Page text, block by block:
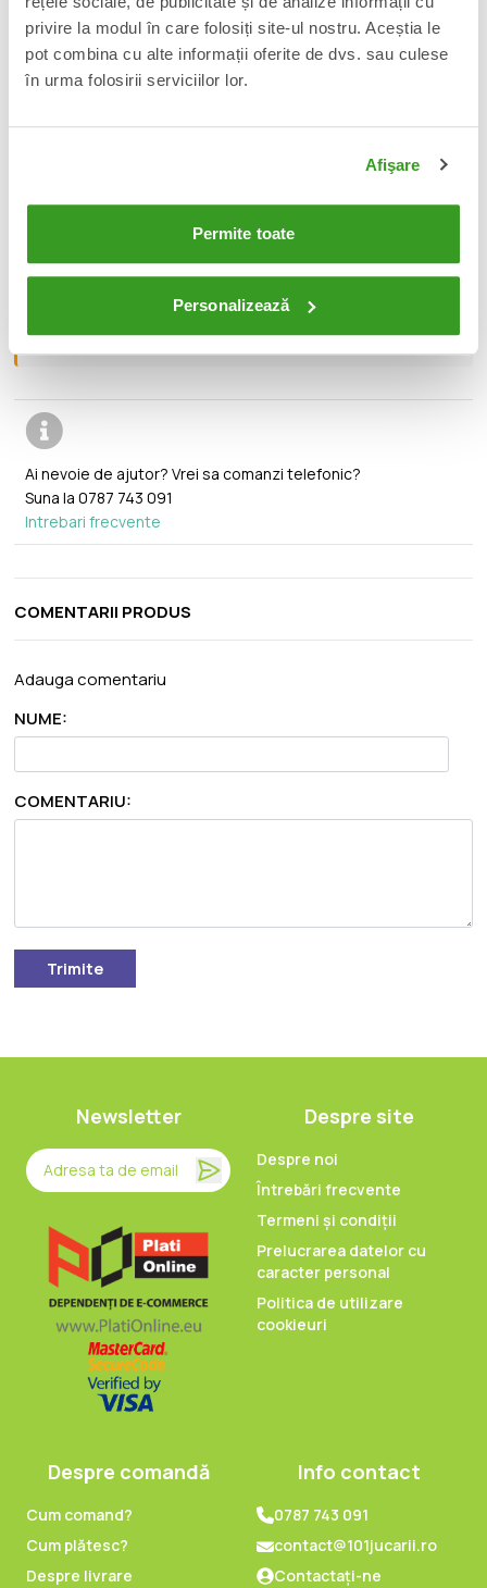
privire la modul în care folosiți site-ul nostru. Aceștia le
pot combina cu alte informații oferite de dvs. sau culese
în urma folosirii serviciilor lor.
Afişare
Permite toate
Personalizează
<b>Please note: For this item, demand is expected to be
higher than the available quantity, which may result in
allocations or cancellations of quantities ordered.</b>
Acest produs este nou, sigilat si livrat in ambalajul
Orice produs poate fi returnat in 14 zile calendaristice
fara vreo justificare.
🚚 Transport gratuit pentru comenzi mai mari de 350 lei.
Ai nevoie de ajutor? Vrei sa comanzi telefonic?
Suna la0787 743 091
Intrebari frecvente
COMENTARII PRODUS
Adauga comentariu
NUME:
COMENTARIU:
Trimite
Newsletter Despre site
Despre noi
Întrebări frecvente
Termeni și condiții
Prelucrarea datelor cu
caracter personal
Politica de utilizare
cookieuri
Despre comandă
Cum comand?
Cum plătesc?
Despre livrare
Info contact
0787 743 091
contact@101jucarii.ro
Contactați-ne